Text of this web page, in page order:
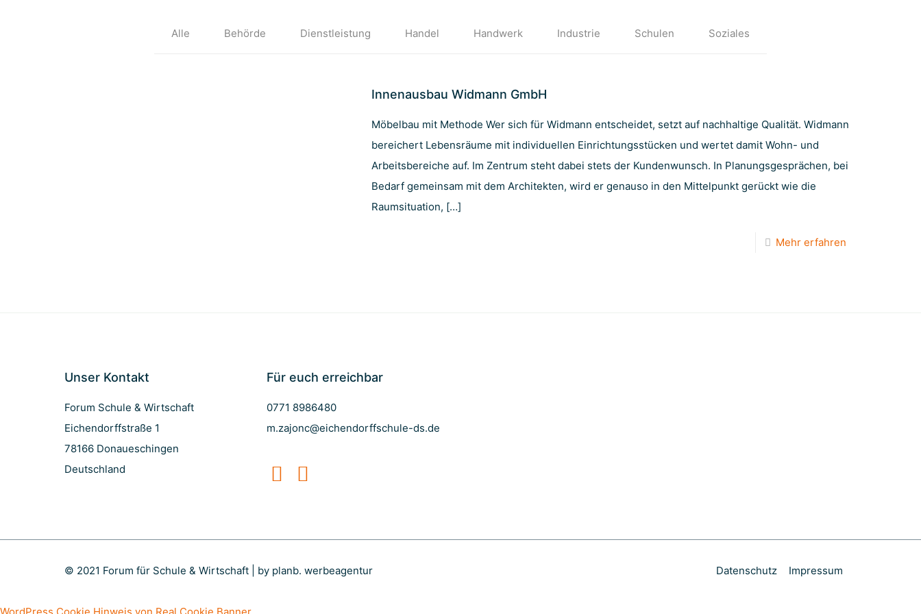
Alle Behörde Dienstleistung Handel Handwerk Industrie Schulen Soziales
Innenausbau Widmann GmbH
Möbelbau mit Methode Wer sich für Widmann entscheidet, setzt auf nachhaltige Qualität. Widmann
bereichert Lebensräume mit individuellen Einrichtungsstücken und wertet damit Wohn- und
Arbeitsbereiche auf. Im Zentrum steht dabei stets der Kundenwunsch. In Planungsgesprächen, bei
Bedarf gemeinsam mit dem Architekten, wird er genauso in den Mittelpunkt gerückt wie die
Raumsituation, […]
Mehr erfahren
Unser Kontakt
Forum Schule & Wirtschaft
Eichendorffstraße 1
78166 Donaueschingen
Deutschland
Für euch erreichbar
0771 8986480
m.zajonc@eichendorffschule-ds.de
© 2021 Forum für Schule & Wirtschaft | by planb. werbeagentur Datenschutz Impressum